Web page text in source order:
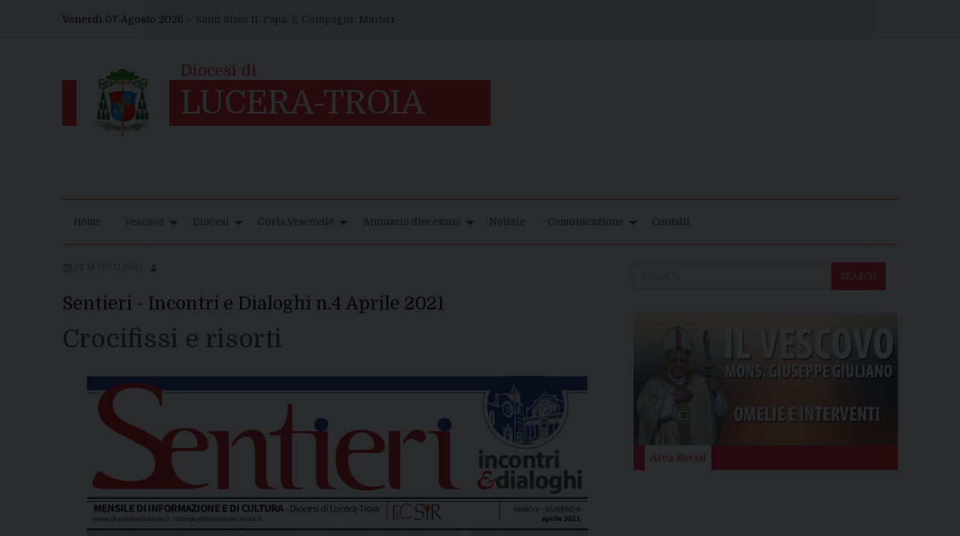
Venerdì 07 Agosto 2026 – Santi Sisto II, Papa, E Compagni, Martiri
Home Vescovo Diocesi Curia Vescovile Annuario diocesano Notizie Comunicazione Contatti
Sentieri - Incontri e Dialoghi n.4 Aprile 2021
Crocifissi e risorti
SEARCH
Area Social